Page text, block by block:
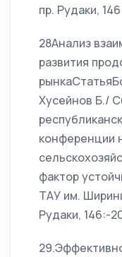
пр. Рудаки,
28Анализ
развития
Хусейнов Б./
конференции
фактор
ТАУ им.
Рудаки, 146:-